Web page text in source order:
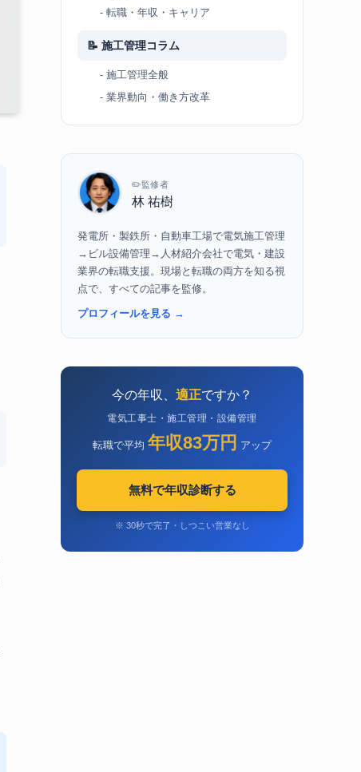
- 転職・年収・キャリア
📝 施工管理コラム
- 施工管理全般
- 業界動向・働き方改革
✏️監修者
林 祐樹
発電所・製鉄所・自動車工場で電気施工管理
→ビル設備管理→人材紹介会社で電気・建設
業界の転職支援。現場と転職の両方を知る視
点で、すべての記事を監修。
プロフィールを見る →
今の年収、 適正ですか？
電気工事士・施工管理・設備管理
転職で平均 年収83万円 アップ
無料で年収診断する
※ 30秒で完了・しつこい営業なし